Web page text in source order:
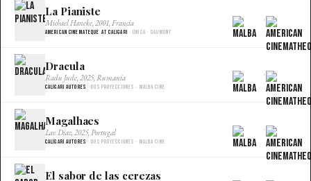
La Pianiste
Michael Haneke, 2001, Francia
American Cinemateque at Caligari · Única · Gaumont
×
Dracula
Radu Jude, 2025, Rumania
Caligari Autores · Dos proyecciones · Malba Cine
×
Magalhaes
Lav Diaz, 2025, Portugal
Caligari Autores · Dos proyecciones · Malba Cine
×
El sabor de las cerezas